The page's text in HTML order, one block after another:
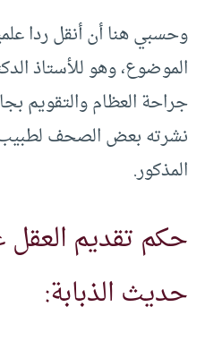
وحسبي هنا أن أنقل ردا
الموضوع، وهو للأستاذ
جراحة العظام والتقويم
نشرته بعض الصحف
المذكور.
حكم تقديم
حديث الذبابة: